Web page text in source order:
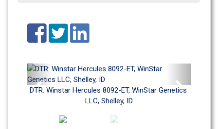
DTR: Winstar Hercules 8092-ET, WinStar Genetics
LLC, Shelley, ID
Previous Next